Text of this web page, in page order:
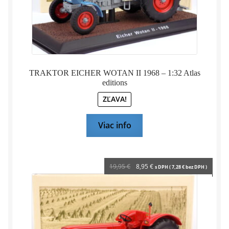
TRAKTOR EICHER WOTAN II 1968 – 1:32 Atlas
editions
ZĽAVA!
Viac info
19,95€
Pôvodná
cena
bola:
19,95 €.
8,95 €Aktuálna
cena
je:
8,95 €.
s DPH (7,28€bez DPH )